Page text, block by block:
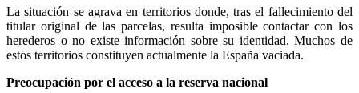
La situación se agrava en territorios donde, tras el fallecimiento del
titular original de las parcelas, resulta imposible contactar con los
herederos o no existe información sobre su identidad. Muchos de
estos territorios constituyen actualmente la España vaciada.
Preocupación por el acceso a la reserva nacional